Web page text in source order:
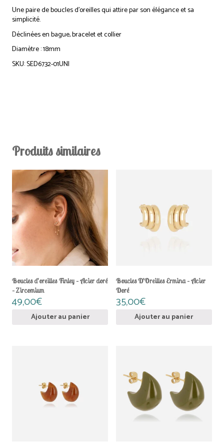
Une paire de boucles d’oreilles qui attire par son élégance et sa
simplicité.
Déclinées en bague, bracelet et collier
Diamètre : 18mm
SKU: SED6732-01UNI
Produits similaires
Boucles d’oreilles Finley – Acier doré
– Zircomium
49,00€
Ajouter au panier
Boucles D’Oreilles Ermina – Acier
Doré
35,00€
Ajouter au panier